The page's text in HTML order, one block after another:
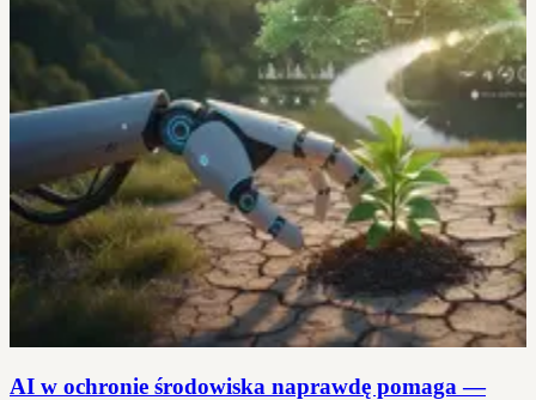
AI w ochronie środowiska naprawdę pomaga —